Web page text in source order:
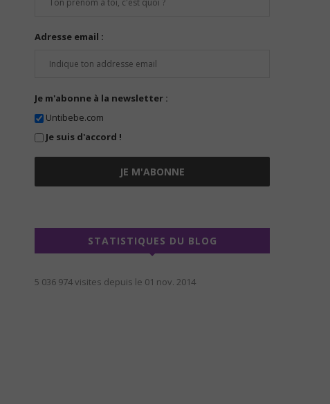
Adresse email :
Je m'abonne à la newsletter :
Untibebe.com
Je suis d'accord !
STATISTIQUES DU BLOG
5 036 974 visites depuis le 01 nov. 2014